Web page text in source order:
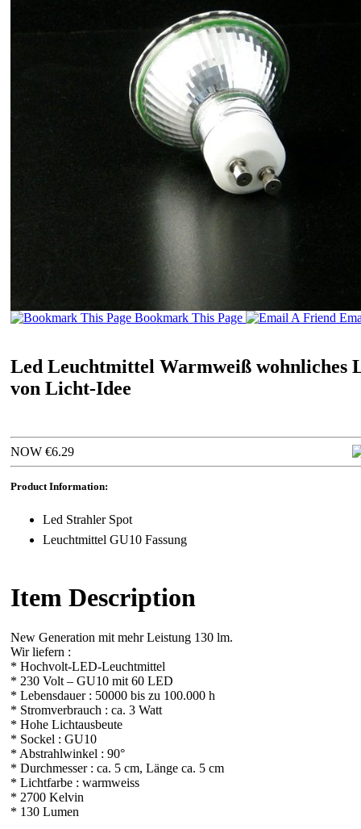
Bookmark This Page
Led Leuchtmittel Warmweiß wohnliches
von Licht-Idee
NOW €6.29
Product Information:
Led Strahler Spot
Leuchtmittel GU10 Fassung
Item Description
New Generation mit mehr Leistung 130 lm.
Wir liefern :
* Hochvolt-LED-Leuchtmittel
* 230 Volt – GU10 mit 60 LED
* Lebensdauer : 50000 bis zu 100.000 h
* Stromverbrauch : ca. 3 Watt
* Hohe Lichtausbeute
* Sockel : GU10
* Abstrahlwinkel : 90°
* Durchmesser : ca. 5 cm, Länge ca. 5 cm
* Lichtfarbe : warmweiss
* 2700 Kelvin
* 130 Lumen